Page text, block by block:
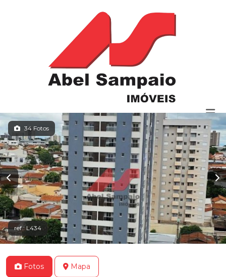
34 Fotos
ref.: L434
Fotos Mapa